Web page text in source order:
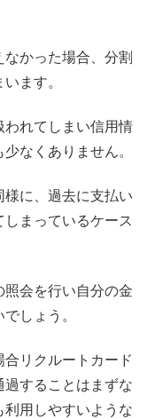
かった場合、分割
ます。
われてしまい信用情
なくありません。
に、過去に支払い
まっているケース
会を行い自分の金
しょう。
リクルートカード
することはまずな
用しやすいような